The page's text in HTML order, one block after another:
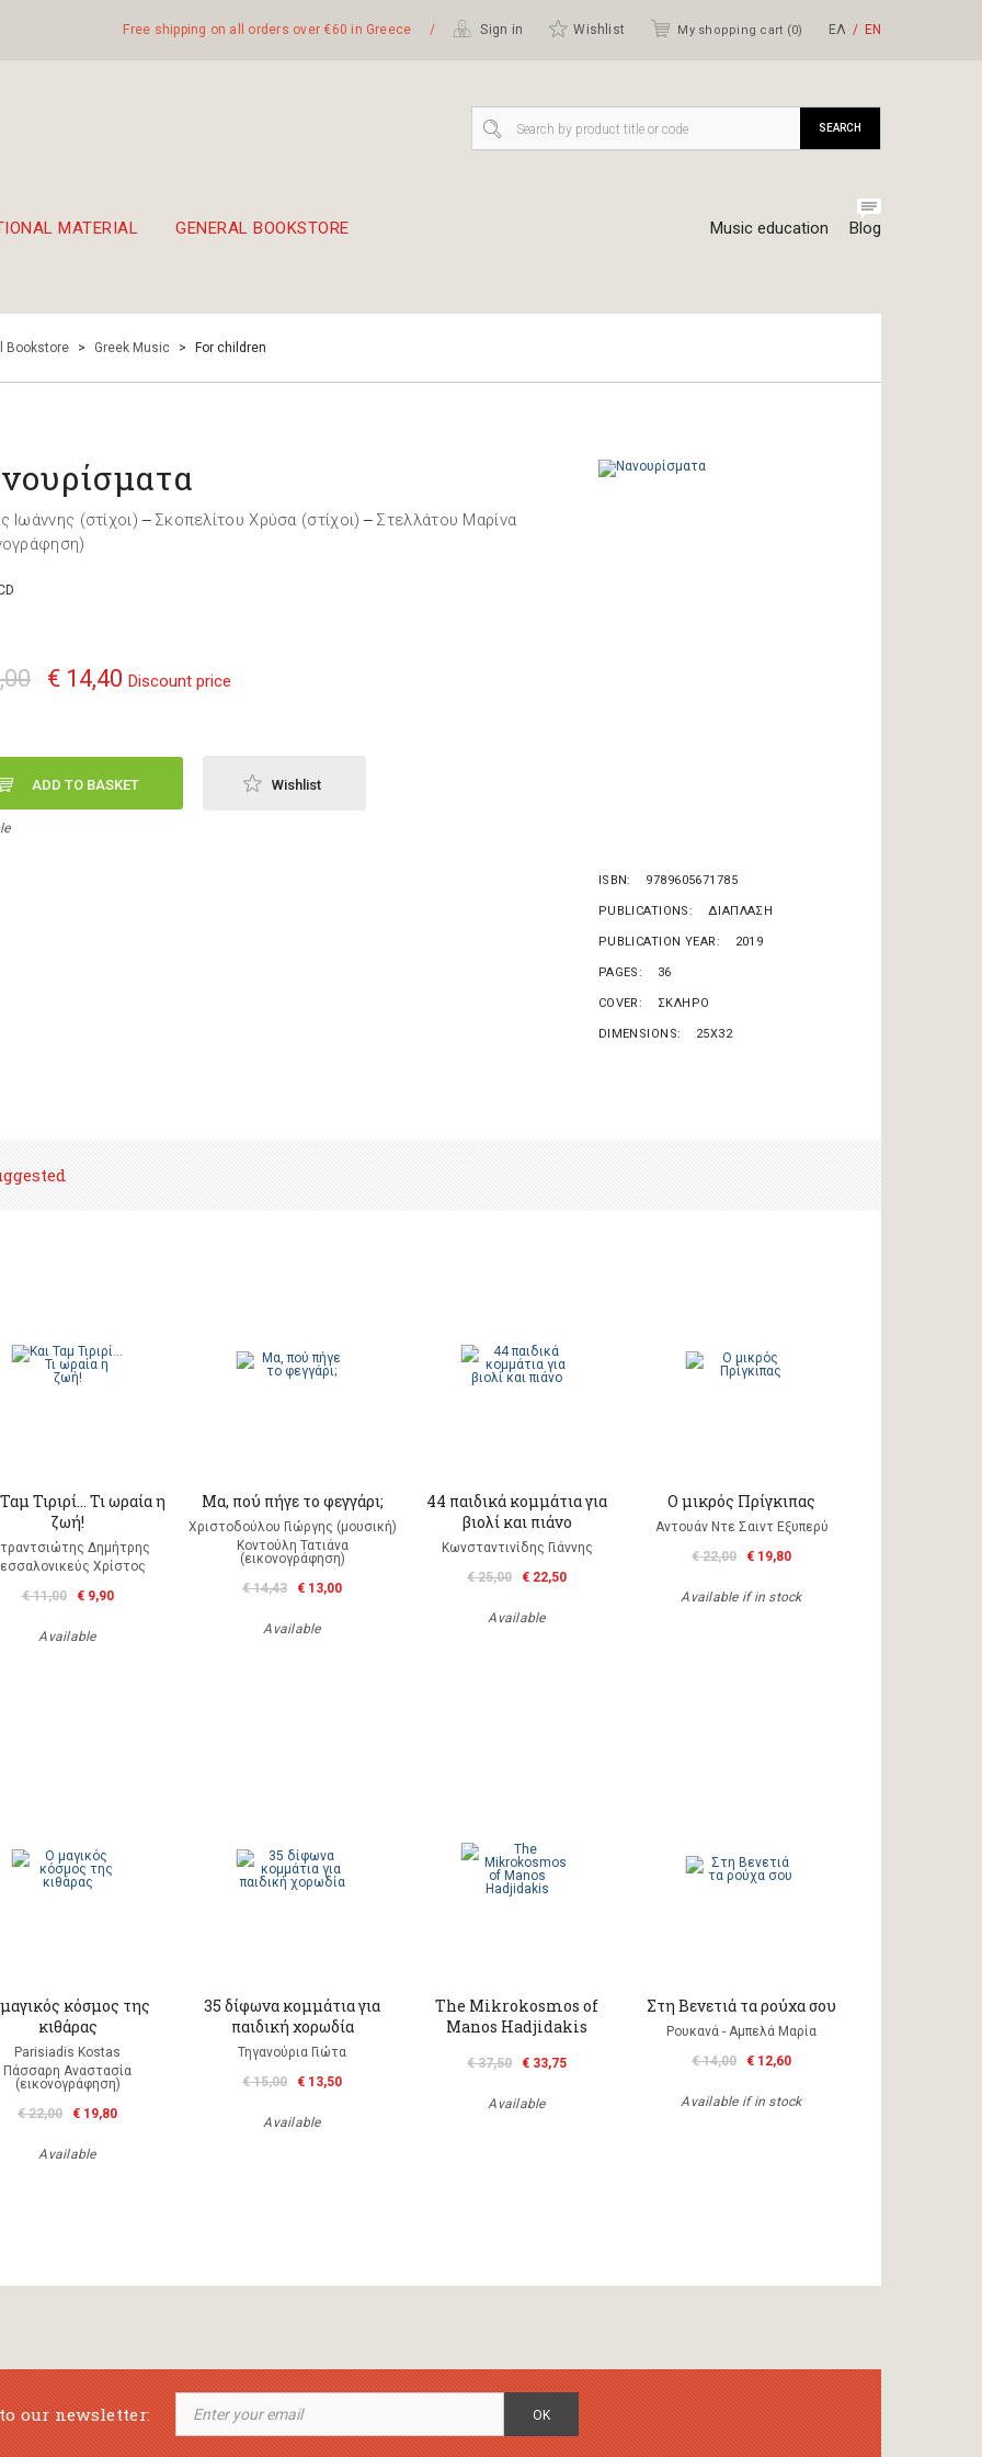
Free shipping on all orders over €60 in Greece / Sign in Wishlist My shopping cart (0) ΕΛ ΕΝ
MATERIAL GENERAL BOOKSTORE Music education Blog
SEARCH
Bookstore > Greek Music > For children
Ιωάννης (στίχοι) — Σκοπελίτου Χρύσα (στίχοι) — Στελλάτου Μαρίνα
€ 14,40 Discount price
ADD TO BASKET Wishlist
ISBN 9789605671785
PUBLICATIONS ΔΙΑΠΛΑΣΗ
PUBLICATION YEAR 2019
PAGES 36
COVER ΣΚΛΗΡΟ
DIMENSIONS 25X32
Τιριρί… Τι ωραία η
ζωή!
Δημήτρης
Χρίστος
€ 11,00
€ 9,90
Available
Μα, πού πήγε το φεγγάρι;
Χριστοδούλου Γιώργης (μουσική)
Κοντούλη Τατιάνα
(εικονογράφηση)
€ 14,43
€ 13,00
Available
44 παιδικά κομμάτια για
βιολί και πιάνο
Κωνσταντινίδης Γιάννης
€ 25,00
€ 22,50
Available
Ο μικρός Πρίγκιπας
Αντουάν Ντε Σαιντ Εξυπερύ
€ 22,00
€ 19,80
Available if in stock
κόσμος της
κιθάρας
Parisiadis Kostas
Πάσσαρη Αναστασία
(εικονογράφηση)
€ 22,00
€ 19,80
Available
35 δίφωνα κομμάτια για
παιδική χορωδία
Τηγανούρια Γιώτα
€ 15,00
€ 13,50
Available
The Mikrokosmos of
Manos Hadjidakis
€ 37,50 € 33,75
Available
Στη Βενετιά τα ρούχα σου
Ρουκανά - Αμπελά Μαρία
€ 14,00
€ 12,60
Available if in stock
our newsletter: OK